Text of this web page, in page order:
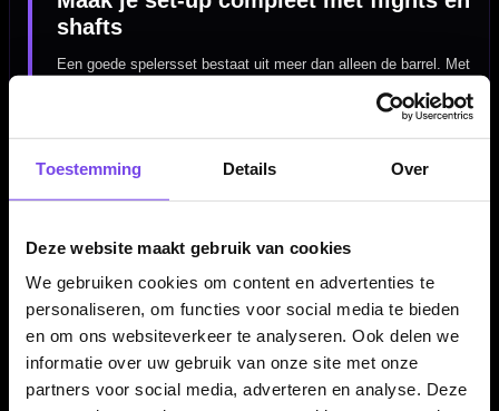
Toestemming Details Over
Deze website maakt gebruik van cookies
We gebruiken cookies om content en advertenties te
personaliseren, om functies voor social media te bieden
en om ons websiteverkeer te analyseren. Ook delen we
informatie over uw gebruik van onze site met onze
partners voor social media, adverteren en analyse. Deze
shafts
Een goede spelersset bestaat uit meer dan alleen de barrel. Met
kun je de balans en vlucht van je
darts verder afstemmen. Zo kun je een set van Wessel Nijman
combineren met onderdelen die beter aansluiten bij jouw
voorkeur in stabiliteit, snelheid en worpritme.
Spelersartikelen voor fans en
fanatieke darters
Artikelen van bekende dartspelers zijn populair bij fans, maar
zeker ook bij darters die gewoon een specifiek profiel of design
zoeken. Binnendartspelers artikelenkun je eenvoudig
verschillende spelercollecties naast elkaar bekijken. Zo